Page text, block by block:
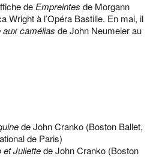
de Empreintes de Morgann
Wright à l’Opéra Bastille. En mai, il
aux camélias de John Neumeier au
de John Cranko (Boston Ballet,
de Paris)
et Juliettede John Cranko (Boston